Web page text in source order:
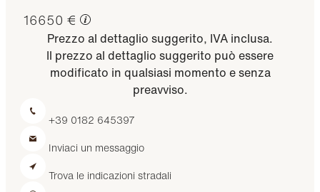
16650 €
Prezzo al dettaglio suggerito, IVA inclusa.
Il prezzo al dettaglio suggerito può essere
modificato in qualsiasi momento e senza
preavviso.
+39 0182 645397
Inviaci un messaggio
Trova le indicazioni stradali